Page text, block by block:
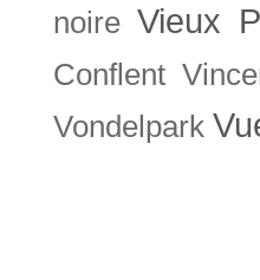
noire Vieux
Conflent
Vondelpark